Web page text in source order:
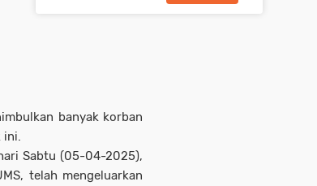
banyak korban
ini.
Sabtu (05-04-2025),
telah mengeluarkan